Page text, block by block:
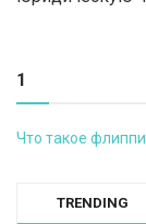
1
Что такое
TRENDING